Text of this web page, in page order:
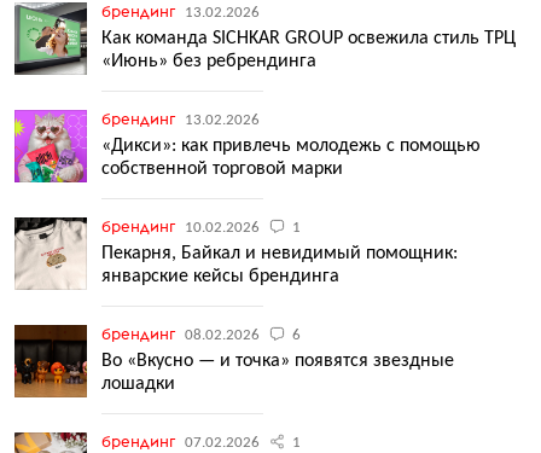
брендинг 13.02.2026
Как команда SICHKAR GROUP освежила стиль ТРЦ
«Июнь» без ребрендинга
брендинг 13.02.2026
«Дикси»: как привлечь молодежь с помощью
собственной торговой марки
брендинг 10.02.2026 1
Пекарня, Байкал и невидимый помощник:
январские кейсы брендинга
брендинг 08.02.2026 6
Во «Вкусно — и точка» появятся звездные
лошадки
брендинг 07.02.2026 1